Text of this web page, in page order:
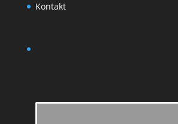
Kontakt